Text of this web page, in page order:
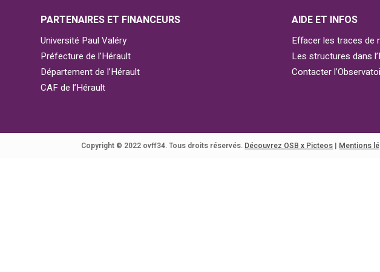
PARTENAIRES ET FINANCEURS
Université Paul Valéry
Préfecture de l’Hérault
Département de l’Hérault
CAF de l’Hérault
AIDE ET INFOS
Effacer les traces de
Les structures dans
Contacter
Copyright © 2022 ovff34. Tous droits réservés. Découvrez OSB x Picteos | Mentions